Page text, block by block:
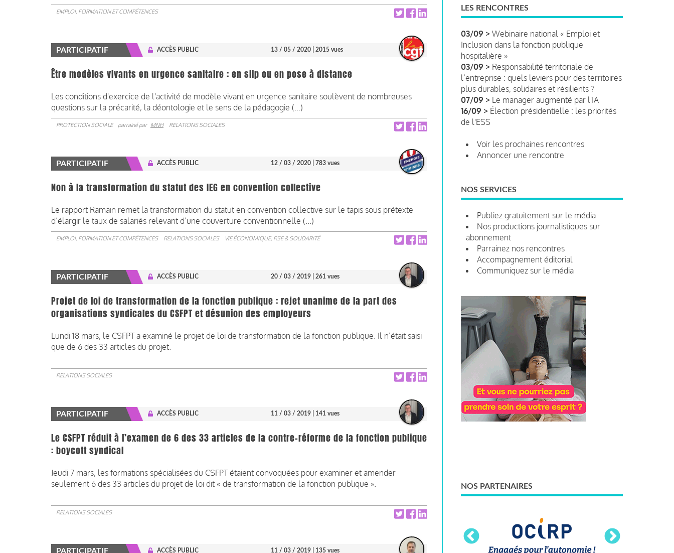
EMPLOI, FORMATION ET COMPÉTENCES
PARTICIPATIF ACCÈS PUBLIC 13 / 05 / 2020 | 2015 vues
Être modèles vivants en urgence sanitaire : en slip ou en pose à distance
Les conditions d'exercice de l'activité de modèle vivant en urgence sanitaire soulèvent de nombreuses
questions sur la précarité, la déontologie et le sens de la pédagogie (...)
PROTECTION SOCIALE parrainé par MNH RELATIONS SOCIALES
PARTICIPATIF ACCÈS PUBLIC 12 / 03 / 2020 | 783 vues
Non à la transformation du statut des IEG en convention collective
Le rapport Ramain remet la transformation du statut en convention collective sur le tapis sous prétexte
d’élargir le taux de salariés relevant d’une couverture conventionnelle (...)
EMPLOI, FORMATION ET COMPÉTENCES RELATIONS SOCIALES VIE ÉCONOMIQUE, RSE & SOLIDARITÉ
PARTICIPATIF ACCÈS PUBLIC 20 / 03 / 2019 | 261 vues
Projet de loi de transformation de la fonction publique : rejet unanime de la part des
organisations syndicales du CSFPT et désunion des employeurs
Lundi 18 mars, le CSFPT a examiné le projet de loi de transformation de la fonction publique. Il n’était saisi
que de 6 des 33 articles du projet.
RELATIONS SOCIALES
PARTICIPATIF ACCÈS PUBLIC 11 / 03 / 2019 | 141 vues
Le CSFPT réduit à l’examen de 6 des 33 articles de la contre-réforme de la fonction publique
: boycott syndical
Jeudi 7 mars, les formations spécialisées du CSFPT étaient convoquées pour examiner et amender
seulement 6 des 33 articles du projet de loi dit « de transformation de la fonction publique ».
RELATIONS SOCIALES
PARTICIPATIF ACCÈS PUBLIC 11 / 03 / 2019 | 135 vues
LES RENCONTRES
03/09 > Webinaire national « Emploi et
Inclusion dans la fonction publique
hospitalière »
03/09 > Responsabilité territoriale de
l’entreprise : quels leviers pour des territoires
plus durables, solidaires et résilients ?
07/09 > Le manager augmenté par l'IA
16/09 > Élection présidentielle : les priorités
de l'ESS
Voir les prochaines rencontres
Annoncer une rencontre
NOS SERVICES
Publiez gratuitement sur le média
Nos productions journalistiques sur
abonnement
Parrainez nos rencontres
Accompagnement éditorial
Communiquez sur le média
NOS PARTENAIRES